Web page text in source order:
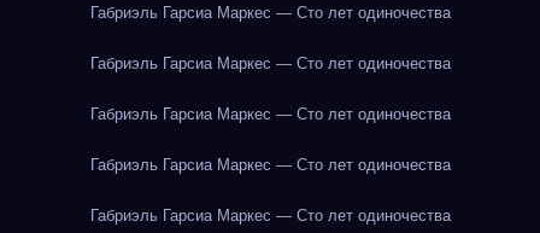
Габриэль Гарсиа Маркес — Сто лет одиночества
Габриэль Гарсиа Маркес — Сто лет одиночества
Габриэль Гарсиа Маркес — Сто лет одиночества
Габриэль Гарсиа Маркес — Сто лет одиночества
Габриэль Гарсиа Маркес — Сто лет одиночества